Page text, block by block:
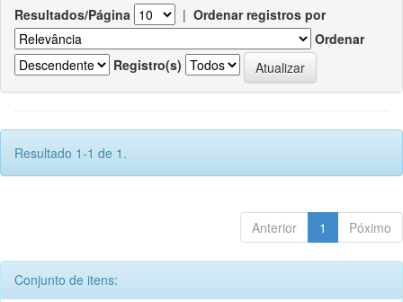
Resultados/Página | Ordenar registros por
Ordenar
Registro(s)
Resultado 1-1 de 1.
Anterior 1 Póximo
Conjunto de itens: